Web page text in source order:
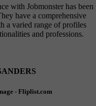
with Jobmonster has been
have a comprehensive
a varied range of profiles
and professions.
- Fliplist.com